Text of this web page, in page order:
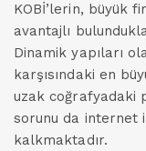
KOBİ’lerin, büyük
avantajlı
Dinamik yapıları
karşısındaki en
uzak coğrafyadaki
sorunu da internet
kalkmaktadır.